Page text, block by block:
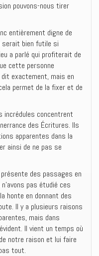
pouvons-nous tirer
entièrement digne de
serait bien futile si
a parlé qui profiterait de
cette personne
dit exactement, mais en
permet de la fixer et de
incrédules concentrent
des Écritures. Ils
apparentes dans la
ainsi de ne pas se
des passages en
pas étudié ces
honte en donnant des
Il y a plusieurs raisons
mais dans
Il vient un temps où
notre raison et lui faire
tout.